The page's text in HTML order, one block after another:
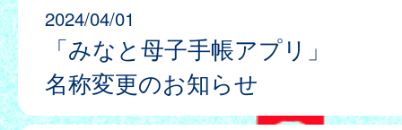
2024/04/01
「みなと母子手帳アプリ」
名称変更のお知らせ